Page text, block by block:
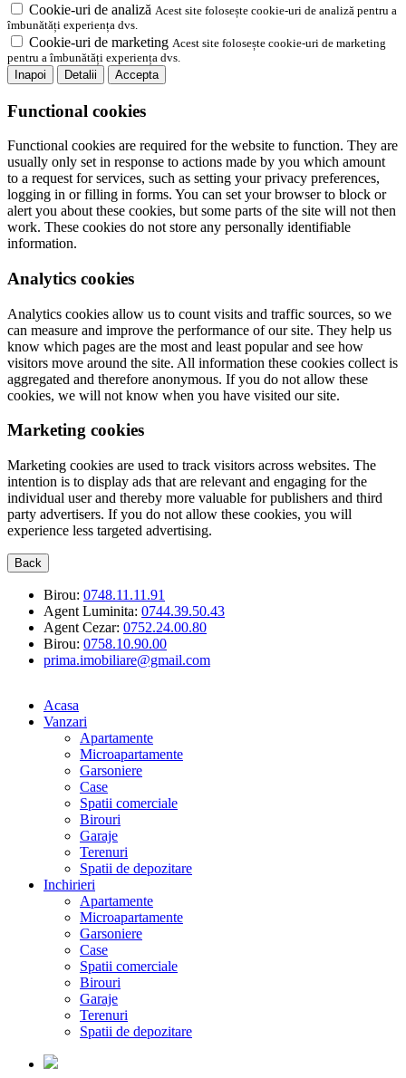
Cookie-uri de analiză Acest site folosește cookie-uri de analiză pentru a
îmbunătăți experiența dvs.
Cookie-uri de marketing Acest site folosește cookie-uri de marketing
pentru a îmbunătăți experiența dvs.
Inapoi
Detalii Accepta
Functional cookies
Functional cookies are required for the website to function. They are
usually only set in response to actions made by you which amount
to a request for services, such as setting your privacy preferences,
logging in or filling in forms. You can set your browser to block or
alert you about these cookies, but some parts of the site will not then
work. These cookies do not store any personally identifiable
information.
Analytics cookies
Analytics cookies allow us to count visits and traffic sources, so we
can measure and improve the performance of our site. They help us
know which pages are the most and least popular and see how
visitors move around the site. All information these cookies collect is
aggregated and therefore anonymous. If you do not allow these
cookies, we will not know when you have visited our site.
Marketing cookies
Marketing cookies are used to track visitors across websites. The
intention is to display ads that are relevant and engaging for the
individual user and thereby more valuable for publishers and third
party advertisers. If you do not allow these cookies, you will
experience less targeted advertising.
Back
Birou: 0748.11.11.91
Agent Luminita: 0744.39.50.43
Agent Cezar: 0752.24.00.80
Birou: 0758.10.90.00
prima.imobiliare@gmail.com
Acasa
Vanzari
Apartamente
Microapartamente
Garsoniere
Case
Spatii comerciale
Birouri
Garaje
Terenuri
Spatii de depozitare
Inchirieri
Apartamente
Microapartamente
Garsoniere
Case
Spatii comerciale
Birouri
Garaje
Terenuri
Spatii de depozitare